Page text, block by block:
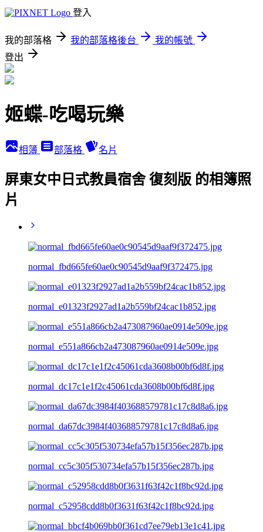
登入
我的部落格 我的部落格後台
我的帳號
登出
姬蝶-吃喝玩樂
相簿 部落格 名片
屏東女中日式教員宿舍 復刻版 的相簿照
片
normal_fbd665fe60ae0c90545d9aaf9f372475.jpg
normal_e01323f2927ad1a2b559bf24cac1b852.jpg
normal_e551a866cb2a473087960ae0914e509e.jpg
normal_dc17c1e1f2c45061cda3608b00bf6d8f.jpg
normal_da67dc3984f403688579781c17c8d8a6.jpg
normal_cc5c305f530734efa57b15f356ec287b.jpg
normal_c52958cdd8b0f3631f63f42c1f8bc92d.jpg